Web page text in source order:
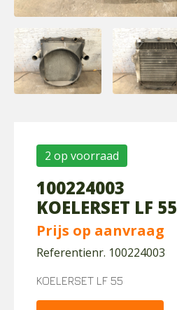
2 op voorraad
100224003
KOELERSET LF 55
Prijs op aanvraag
Referentienr. 100224003
KOELERSET LF 55